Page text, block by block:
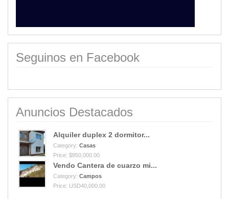
Seguinos en Facebook
Anuncios Destacados
Alquiler duplex 2 dormitor...
Category: Casas
Price: $850,000.00
Vendo Cantera de cuarzo mi...
Category: Campos
Price: USD40,000.00